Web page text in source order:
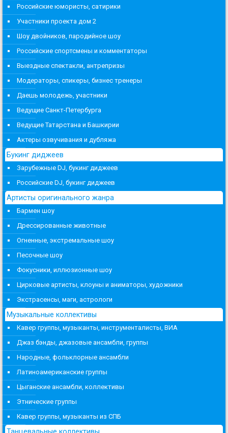
Российские юмористы, сатирики
Участники проекта дом 2
Шоу двойников, пародийное шоу
Российские спортсмены и комментаторы
Выездные спектакли, антрепризы
Модераторы, спикеры, бизнес тренеры
Даешь молодежь, участники
Ведущие Санкт-Петербурга
Ведущие Татарстана и Башкирии
Актеры озвучивания и дубляжа
Букинг диджеев
Зарубежные DJ, букинг диджеев
Российские DJ, букинг диджеев
Артисты оригинального жанра
Бармен шоу
Дрессированные животные
Огненные, экстремальные шоу
Песочные шоу
Фокусники, иллюзионные шоу
Цирковые артисты, клоуны и аниматоры, художники
Экстрасенсы, маги, астрологи
Музыкальные коллективы
Кавер группы, музыканты, инструменталисты, ВИА
Джаз бэнды, джазовые ансамбли, группы
Народные, фольклорные ансамбли
Латиноамериканские группы
Цыганские ансамбли, коллективы
Этнические группы
Кавер группы, музыканты из СПБ